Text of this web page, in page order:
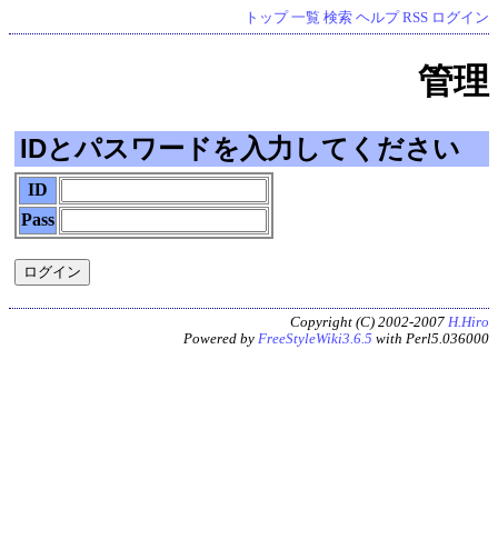
トップ 一覧 検索 ヘルプ RSS ログイン
管理
IDとパスワードを入力してください
ID
Pass
Copyright (C) 2002-2007 H.Hiro
Powered by FreeStyleWiki3.6.5 with Perl5.036000